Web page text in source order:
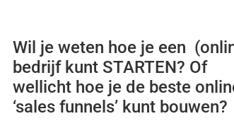
Wil je weten hoe je een
bedrijf kunt STARTEN? Of
wellicht hoe je de beste
‘sales funnels’ kunt bouwen?